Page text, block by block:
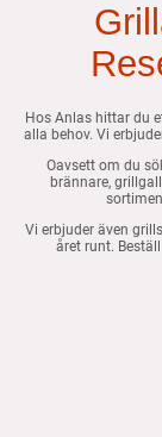
Hos Anlas hittar du
alla behov. Vi
Oavsett om du
brännare,
Vi erbjuder även
året runt.